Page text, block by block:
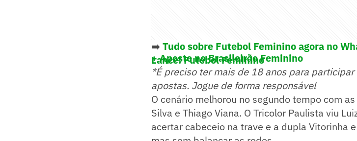
➡️ Tudo sobre Futebol Feminino agora no
Lance! Futebol Feminino
+ Aposte no Brasileirão Feminino
*É preciso ter mais de 18 anos para
apostas. Jogue de forma responsável
O cenário melhorou no segundo tempo com
Silva e Thiago Viana. O Tricolor Paulista viu
acertar cabeceio na trave e a dupla Vitorinha